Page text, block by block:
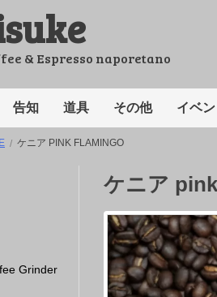
& Espresso naporetano
告知 道具 その他 イベン
ケニア PINK FLAMINGO
ケニア
Grinder